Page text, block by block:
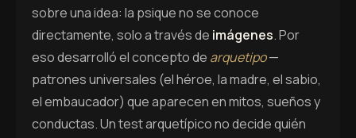
sobre una idea: la psique no se conoce
directamente, solo a través de imágenes. Por
eso desarrolló el concepto de arquetipo—
patrones universales (el héroe, la madre, el sabio,
el embaucador) que aparecen en mitos, sueños y
conductas. Un test arquetípico no decide quién